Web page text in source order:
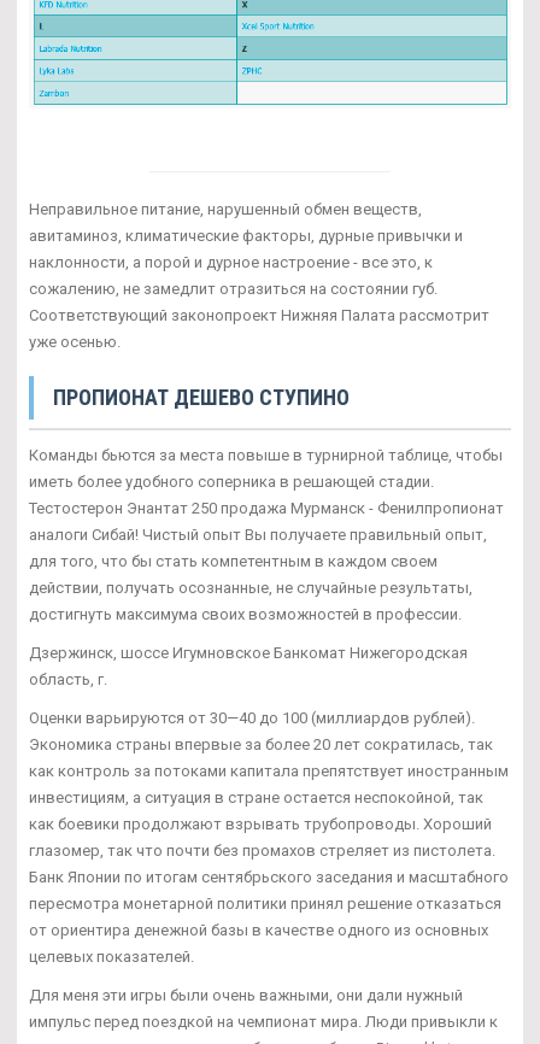
Неправильное питание, нарушенный обмен веществ,
авитаминоз, климатические факторы, дурные привычки и
наклонности, а порой и дурное настроение - все это, к
сожалению, не замедлит отразиться на состоянии губ.
Соответствующий законопроект Нижняя Палата рассмотрит
уже осенью.
ПРОПИОНАТ ДЕШЕВО СТУПИНО
Команды бьются за места повыше в турнирной таблице, чтобы
иметь более удобного соперника в решающей стадии.
Тестостерон Энантат 250 продажа Мурманск - Фенилпропионат
аналоги Сибай! Чистый опыт Вы получаете правильный опыт,
для того, что бы стать компетентным в каждом своем
действии, получать осознанные, не случайные результаты,
достигнуть максимума своих возможностей в профессии.
Дзержинск, шоссе Игумновское Банкомат Нижегородская
область, г.
Оценки варьируются от 30—40 до 100 (миллиардов рублей).
Экономика страны впервые за более 20 лет сократилась, так
как контроль за потоками капитала препятствует иностранным
инвестициям, а ситуация в стране остается неспокойной, так
как боевики продолжают взрывать трубопроводы. Хороший
глазомер, так что почти без промахов стреляет из пистолета.
Банк Японии по итогам сентябрьского заседания и масштабного
пересмотра монетарной политики принял решение отказаться
от ориентира денежной базы в качестве одного из основных
целевых показателей.
Для меня эти игры были очень важными, они дали нужный
импульс перед поездкой на чемпионат мира. Люди привыкли к